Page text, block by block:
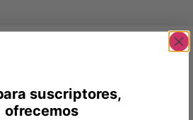
suscriptores,
ofrecemos